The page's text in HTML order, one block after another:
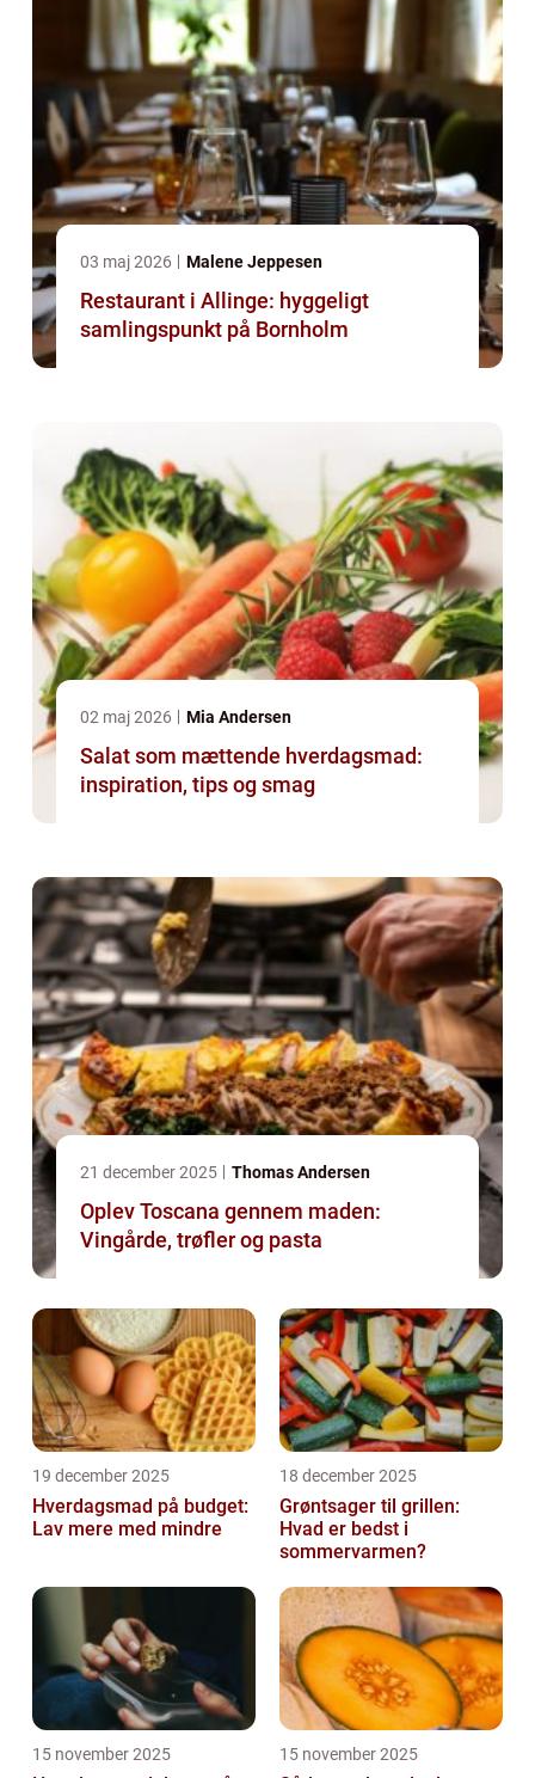
03 maj 2026 Malene Jeppesen
Restaurant i Allinge: hyggeligt
samlingspunkt på Bornholm
02 maj 2026 Mia Andersen
Salat som mættende hverdagsmad:
inspiration, tips og smag
21 december 2025 Thomas Andersen
Oplev Toscana gennem maden:
Vingårde, trøfler og pasta
19 december 2025
Hverdagsmad på budget:
Lav mere med mindre
18 december 2025
Grøntsager til grillen:
Hvad er bedst i
sommervarmen?
15 november 2025 15 november 2025